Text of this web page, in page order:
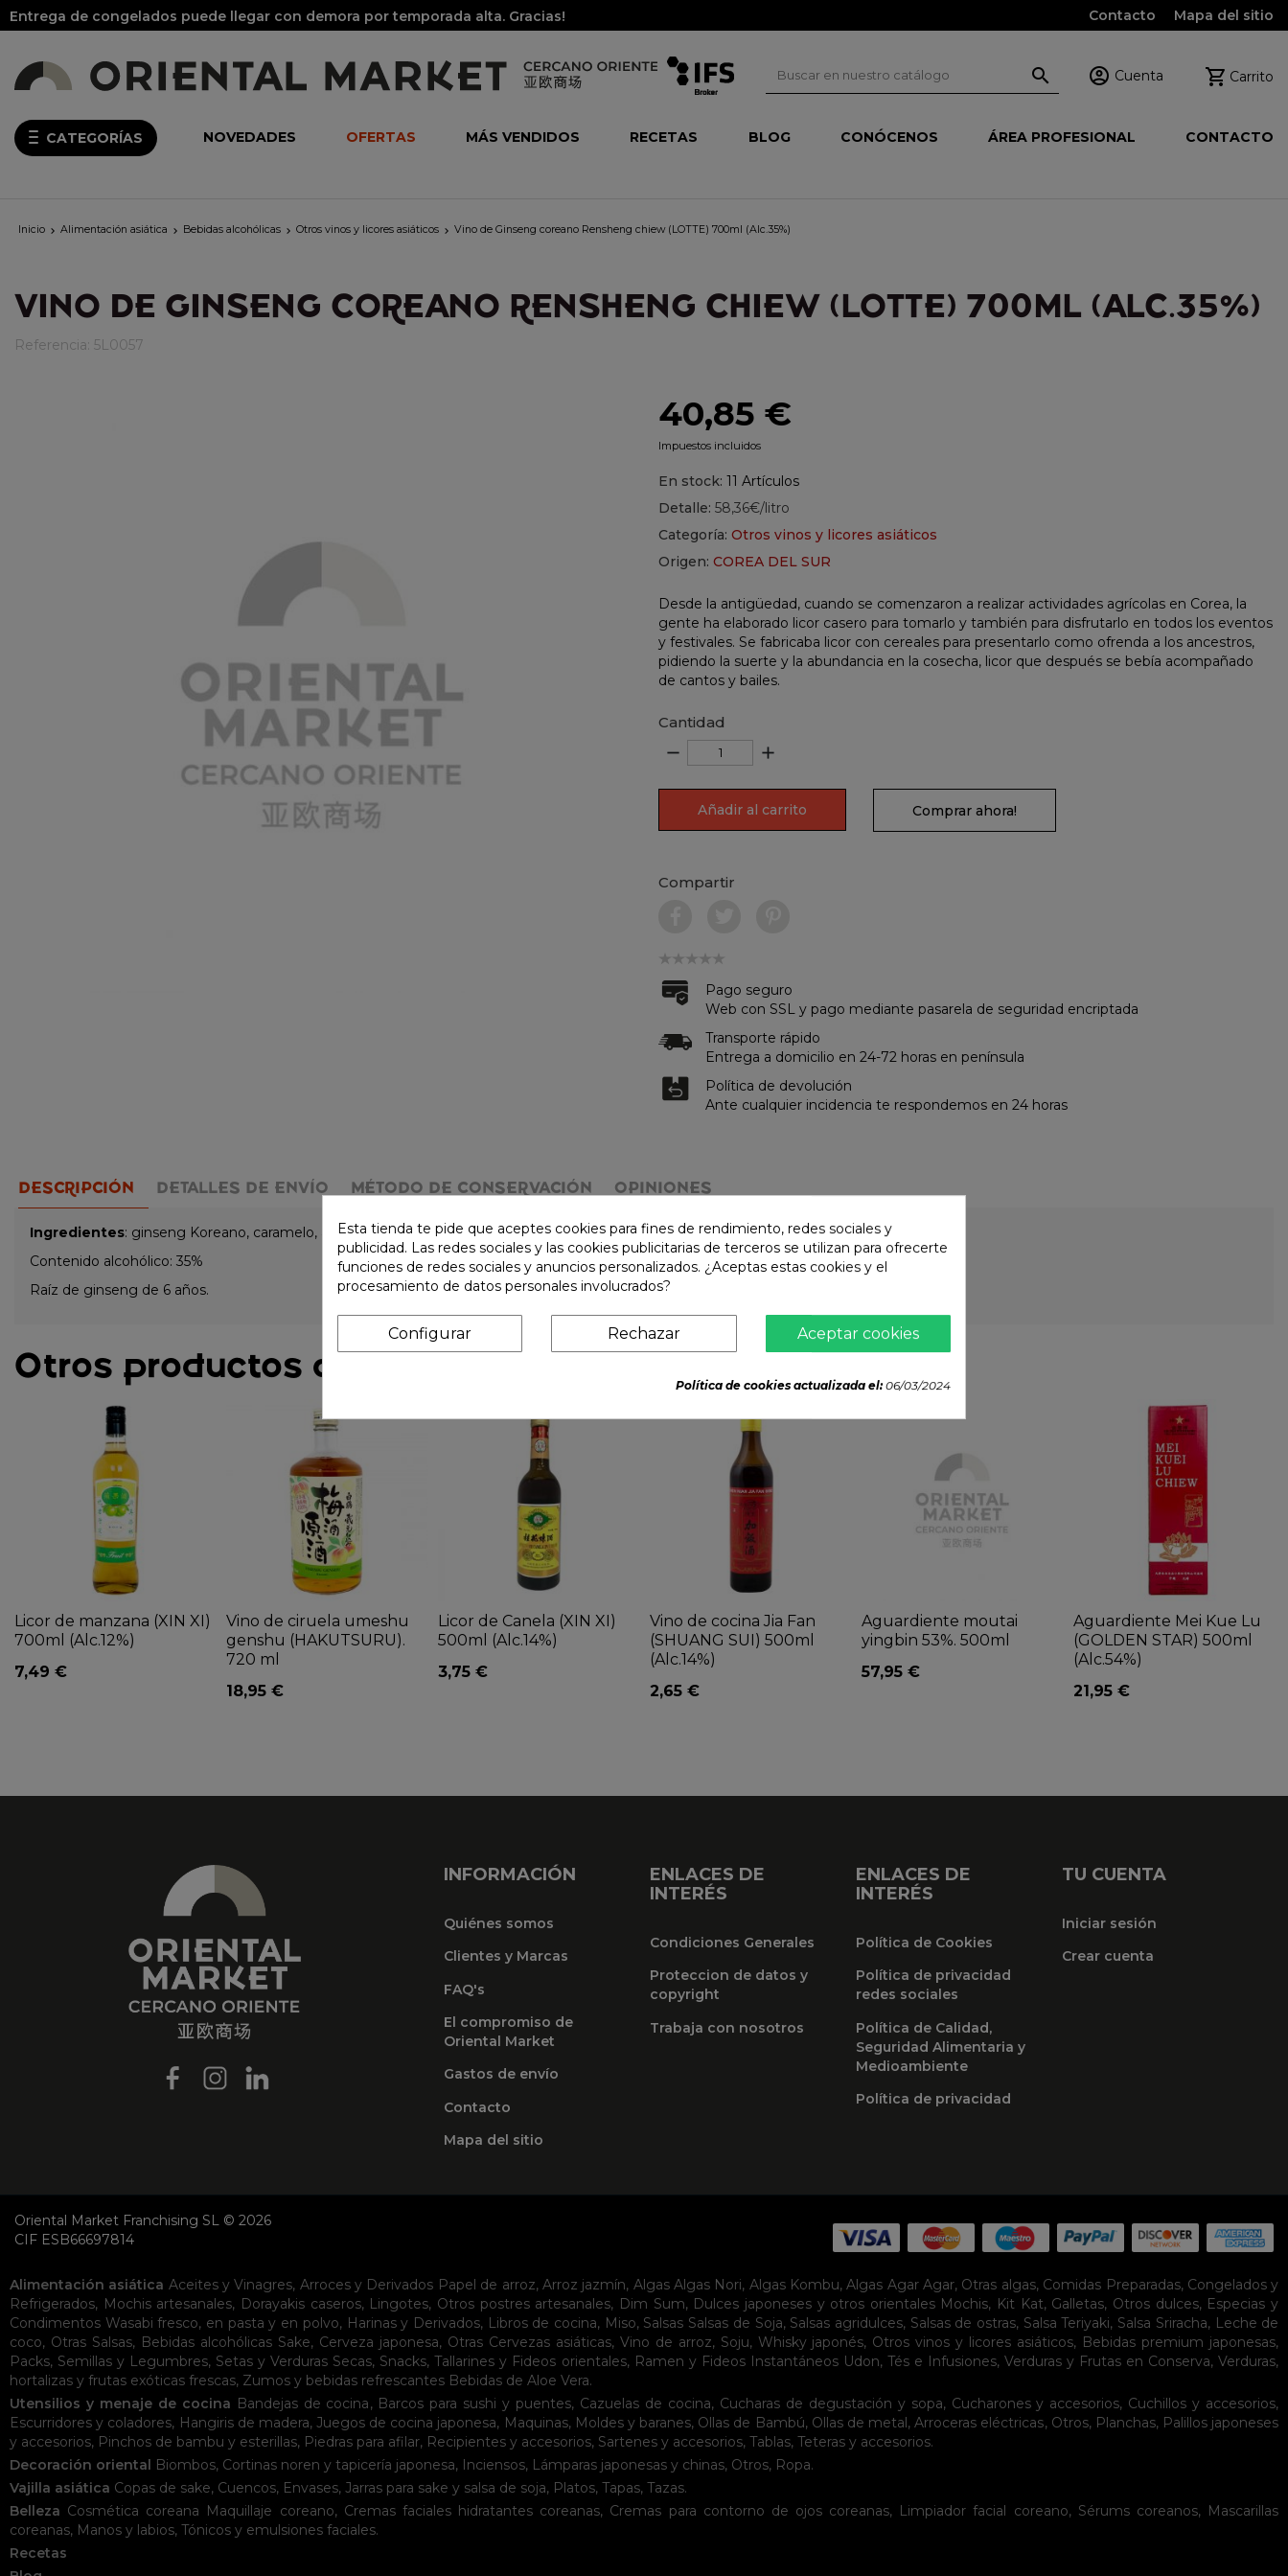
Entrega de congelados puede llegar con demora por temporada alta. Gracias! Contacto Mapa del sitio
  Cuenta  Carrito
CATEGORÍAS NOVEDADES OFERTAS MÁS VENDIDOS RECETAS BLOG CONÓCENOS ÁREA PROFESIONAL CONTACTO
Inicio  Alimentación asiática  Bebidas alcohólicas  Otros vinos y licores asiáticos  Vino de Ginseng coreano Rensheng chiew (LOTTE) 700ml (Alc.35%)
VINO DE GINSENG COREANO RENSHENG CHIEW (LOTTE) 700ML (ALC.35%)
Referencia: 5L0057
40,85 €
Impuestos incluidos
En stock: 11 Artículos
Detalle: 58,36€/litro
Categoría: Otros vinos y licores asiáticos
Origen: COREA DEL SUR
Desde la antigüedad, cuando se comenzaron a realizar actividades agrícolas en Corea, la
gente ha elaborado licor casero para tomarlo y también para disfrutarlo en todos los eventos
y festivales. Se fabricaba licor con cereales para presentarlo como ofrenda a los ancestros,
pidiendo la suerte y la abundancia en la cosecha, licor que después se bebía acompañado
de cantos y bailes.
Cantidad
remove add
Añadir al carrito Comprar ahora!
Compartir
Pago seguro
Web con SSL y pago mediante pasarela de seguridad encriptada
Transporte rápido
Entrega a domicilio en 24-72 horas en península
Política de devolución
Ante cualquier incidencia te respondemos en 24 horas
DESCRIPCIÓN DETALLES DE ENVÍO MÉTODO DE CONSERVACIÓN OPINIONES
Ingredientes: ginseng Koreano, caramelo, agua purificada, alcohol y azúcar.
Contenido alcohólico: 35%
Raíz de ginseng de 6 años.
Otros productos de la misma categoría:
Licor de manzana (XIN XI)
700ml (Alc.12%)
7,49 €
Vino de ciruela umeshu
genshu (HAKUTSURU).
720 ml
18,95 €
Licor de Canela (XIN XI)
500ml (Alc.14%)
3,75 €
Vino de cocina Jia Fan
(SHUANG SUI) 500ml
(Alc.14%)
2,65 €
Aguardiente moutai
yingbin 53%. 500ml
57,95 €
Aguardiente Mei Kue Lu
(GOLDEN STAR) 500ml
(Alc.54%)
21,95 €
INFORMACIÓN
Quiénes somos
Clientes y Marcas
FAQ's
El compromiso de
Oriental Market
Gastos de envío
Contacto
Mapa del sitio
ENLACES DE
INTERÉS
Condiciones Generales
Proteccion de datos y
copyright
Trabaja con nosotros
ENLACES DE
INTERÉS
Política de Cookies
Política de privacidad
redes sociales
Política de Calidad,
Seguridad Alimentaria y
Medioambiente
Política de privacidad
TU CUENTA
Iniciar sesión
Crear cuenta
Oriental Market Franchising SL © 2026
CIF ESB66697814
Alimentación asiática Aceites y Vinagres, Arroces y Derivados Papel de arroz, Arroz jazmín, Algas Algas Nori, Algas Kombu,Algas Agar Agar, Otras algas, Comidas Preparadas, Congelados y
Refrigerados, Mochis artesanales, Dorayakis caseros, Lingotes, Otros postres artesanales, Dim Sum, Dulces japoneses y otros orientales Mochis, Kit Kat, Galletas, Otros dulces, Especias y
Condimentos Wasabi fresco, en pasta y en polvo, Harinas y Derivados, Libros de cocina, Miso, Salsas Salsas de Soja, Salsas agridulces, Salsas de ostras, Salsa Teriyaki, Salsa Sriracha, Leche de
coco, Otras Salsas, Bebidas alcohólicas Sake, Cerveza japonesa, Otras Cervezas asiáticas, Vino de arroz, Soju, Whisky japonés, Otros vinos y licores asiáticos, Bebidas premium japonesas,
Packs, Semillas y Legumbres, Setas y Verduras Secas, Snacks,Tallarines y Fideos orientales, Ramen y Fideos Instantáneos Udon, Tés e Infusiones, Verduras y Frutas en Conserva,Verduras,
hortalizas y frutas exóticas frescas, Zumos y bebidas refrescantes Bebidas de Aloe Vera.
Utensilios y menaje de cocina Bandejas de cocina, Barcos para sushi y puentes, Cazuelas de cocina, Cucharas de degustación y sopa, Cucharones y accesorios, Cuchillos y accesorios,
Escurridores y coladores, Hangiris de madera, Juegos de cocina japonesa, Maquinas, Moldes y baranes, Ollas de Bambú, Ollas de metal,Arroceras eléctricas, Otros, Planchas, Palillos japoneses
y accesorios, Pinchos de bambu y esterillas, Piedras para afilar, Recipientes y accesorios, Sartenes y accesorios, Tablas, Teteras y accesorios.
Decoración oriental Biombos, Cortinas noren y tapicería japonesa, Inciensos, Lámparas japonesas y chinas, Otros, Ropa.
Vajilla asiática Copas de sake, Cuencos, Envases, Jarras para sake y salsa de soja, Platos, Tapas, Tazas.
Belleza Cosmética coreana Maquillaje coreano, Cremas faciales hidratantes coreanas, Cremas para contorno de ojos coreanas, Limpiador facial coreano, Sérums coreanos, Mascarillas
coreanas, Manos y labios, Tónicos y emulsiones faciales.
Recetas
Esta tienda te pide que aceptes cookies para fines de rendimiento, redes sociales y
publicidad. Las redes sociales y las cookies publicitarias de terceros se utilizan para ofrecerte
funciones de redes sociales y anuncios personalizados. ¿Aceptas estas cookies y el
procesamiento de datos personales involucrados?
Aceptar cookies
Rechazar
Configurar
Política de cookies actualizada el:06/03/2024